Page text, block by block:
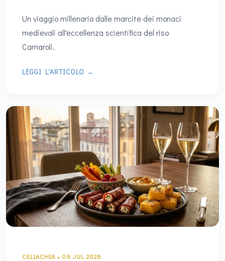
Un viaggio millenario dalle marcite dei monaci
medievali all'eccellenza scientifica del riso
Carnaroli.
LEGGI L'ARTICOLO →
CELIACHIA • 09 JUL 2026